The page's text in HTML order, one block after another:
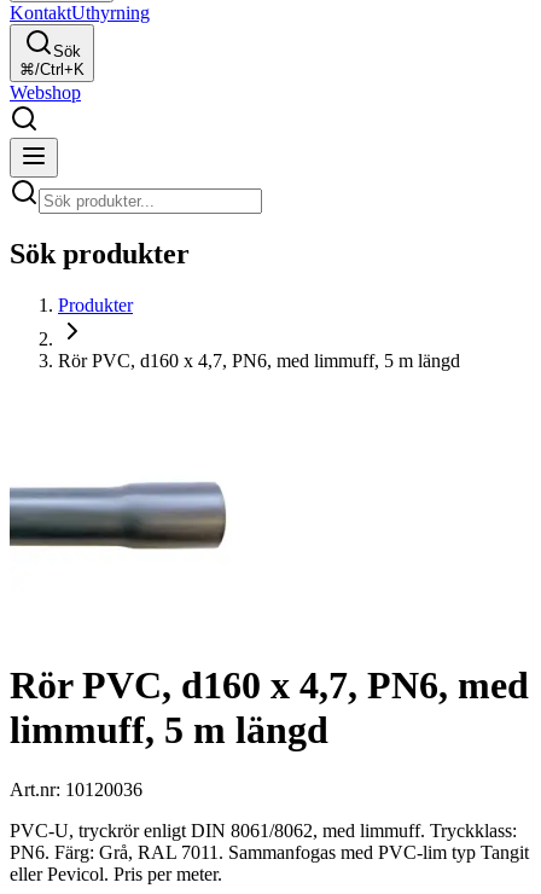
KontaktUthyrning
Sök
⌘/Ctrl+K
Webshop
Sök produkter
Produkter
Rör PVC, d160 x 4,7, PN6, med limmuff, 5 m längd
Rör PVC, d160 x 4,7, PN6, med
limmuff, 5 m längd
Art.nr: 10120036
PVC-U, tryckrör enligt DIN 8061/8062, med limmuff. Tryckklass:
PN6. Färg: Grå, RAL 7011. Sammanfogas med PVC-lim typ Tangit
eller Pevicol. Pris per meter.